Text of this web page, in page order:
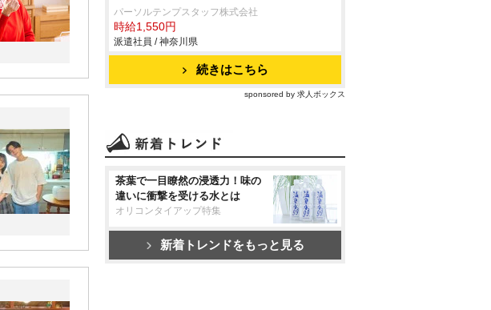
パーソルテンプスタッフ株式会社
時給1,550円
派遣社員 / 神奈川県
続きはこちら
sponsored by 求人ボックス
茶葉で一目瞭然の浸透力！味の
違いに衝撃を受ける水とは
オリコンタイアップ特集
新着トレンドをもっと見る